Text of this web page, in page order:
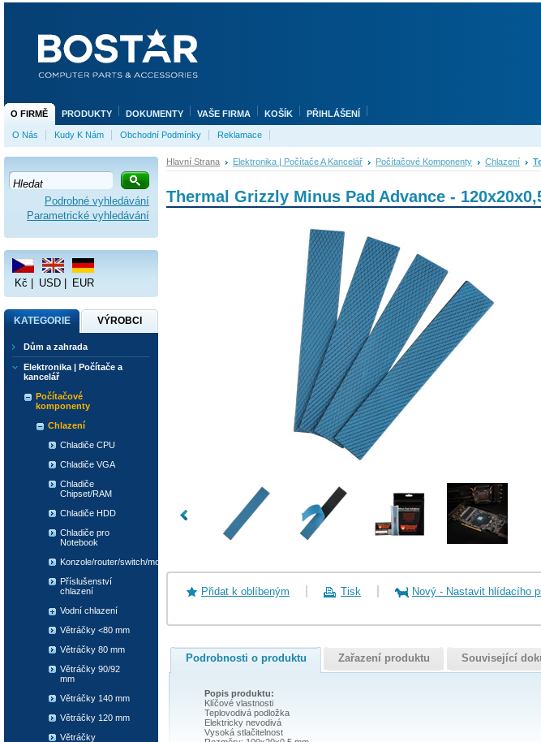
Hlavní Strana Elektronika | Počítače A Kancelář Počítačové Komponenty Chlazení
Thermal Grizzly Minus Pad Advance -
Přidat k oblíbeným Tisk Nový - Nastavit hlídacího
Podrobnosti o produktu Zařazení produktu Související
Popis produktu:
Klíčové vlastnosti
Teplovodivá podložka
Elektricky nevodivá
Vysoká stlačitelnost
Podrobné vyhledávání
Parametrické vyhledávání
Kč USD EUR
KATEGORIE VÝROBCI
Dům a zahrada
Elektronika | Počítače a
kancelář
Počítačové
komponenty
Chlazení
Chladiče CPU
Chladiče VGA
Chladiče
Chipset/RAM
Chladiče HDD
Chladiče pro
Notebook
Konzole/router/switch/modem
Příslušenství
chlazení
Vodní chlazení
Větráčky <80 mm
Větráčky 80 mm
Větráčky 90/92
mm
Větráčky 140 mm
Větráčky 120 mm
Větráčky
O FIRMĚ PRODUKTY DOKUMENTY VAŠE FIRMA KOŠÍK PŘIHLÁŠENÍ
O Nás Kudy K Nám Obchodní Podmínky Reklamace